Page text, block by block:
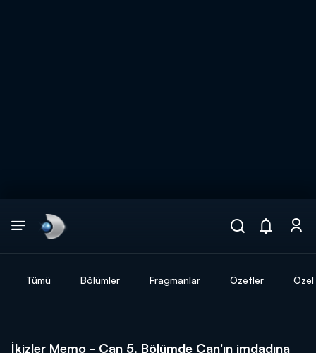
Tümü Bölümler Fragmanlar Özetler
İkizler Memo - Can 5. Bölümde Can'ın imdadına